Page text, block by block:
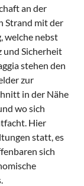
an der
Strand mit der
welche nebst
Sicherheit
stehen den
zur
in der Nähe
wo sich
Hier
statt, es
sich